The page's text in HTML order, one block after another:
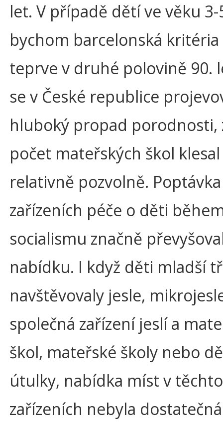
let. V případě dětí ve věku
bychom barcelonská
teprve v druhé polovině 90.
se v České republice
hluboký propad porodnosti,
počet mateřských škol klesal
relativně pozvolně.
zařízeních péče o děti
socialismu značně
nabídku. I když děti mladší
navštěvovaly jesle,
společná zařízení jeslí a
škol, mateřské školy nebo
útulky, nabídka míst v těchto
zařízeních nebyla